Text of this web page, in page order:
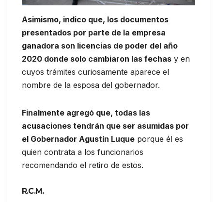
Asimismo, indico que, los documentos
presentados por parte de la empresa
ganadora son licencias de poder del año
2020 donde solo cambiaron las fechas y en
cuyos trámites curiosamente aparece el
nombre de la esposa del gobernador.
Finalmente agregó que, todas las
acusaciones tendrán que ser asumidas por
el Gobernador Agustín Luque porque él es
quien contrata a los funcionarios
recomendando el retiro de estos.
R.C.M.